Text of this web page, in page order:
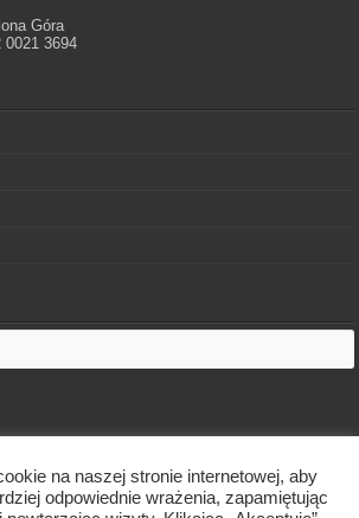
Góra
0021 3694
na naszej stronie internetowej, aby
odpowiednie wrażenia, zapamiętując